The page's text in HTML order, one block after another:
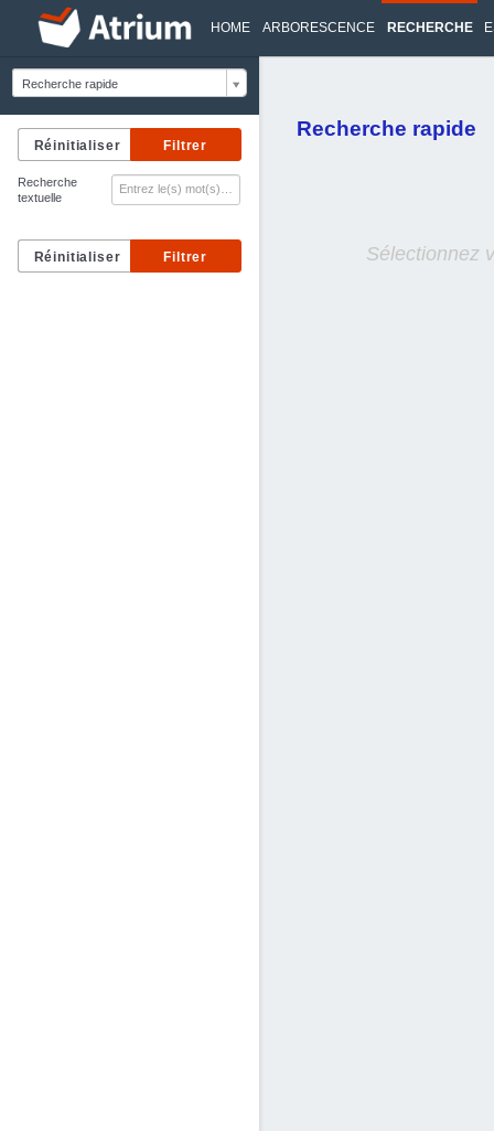
HOME ARBORESCENCE RECHERCHE
Recherche rapide
Recherche
textuelle
Recherche rapide
Sélectionnez